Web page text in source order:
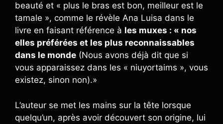
beauté et « plus le bras est bon, meilleur est le
tamale », comme le révèle Ana Luisa dans le
livre en faisant référence à les muxes : « nos
elles préférées et les plus reconnaissables
dans le monde (Nous avons déjà dit que si
vous apparaissez dans les « niuyortaims », vous
existez, sinon non).»
L’auteur se met les mains sur la tête lorsque
quelqu’un, après avoir découvert son origine, lui